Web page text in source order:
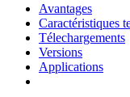
Avantages
Caractéristiques
Télechargements
Versions
Applications